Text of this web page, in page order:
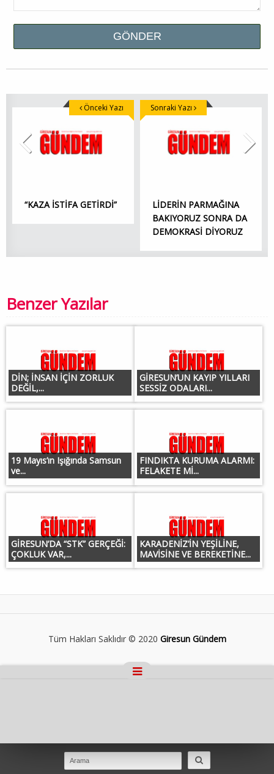
“KAZA İSTİFA GETİRDİ”
Önceki Yazı
LİDERİN PARMAĞINA
BAKIYORUZ SONRA DA
DEMOKRASİ DİYORUZ
Sonraki Yazı
Benzer Yazılar
DİN; İNSAN İÇİN ZORLUK
DEĞİL,...
GİRESUN’UN KAYIP YILLARI
SESSİZ ODALARI...
19 Mayıs’ın Işığında Samsun
ve...
FINDIKTA KURUMA ALARMI:
FELAKETE Mİ...
GİRESUN’DA “STK” GERÇEĞİ:
ÇOKLUK VAR,...
KARADENİZ’İN YEŞİLİNE,
MAVİSİNE VE BEREKETİNE...
Tüm Hakları Saklıdır © 2020 Giresun Gündem